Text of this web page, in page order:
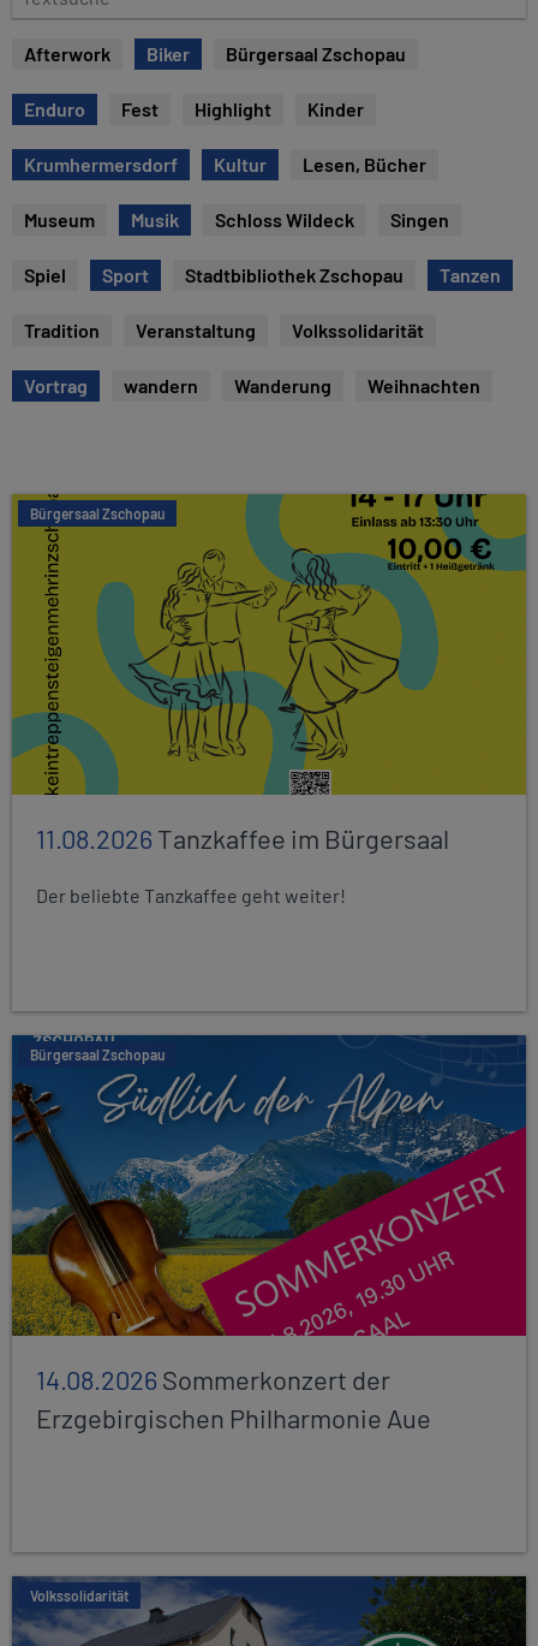
e
s
u
c
Afterwork Biker Bürgersaal Zschopau
Enduro Fest Highlight Kinder
Krumhermersdorf Kultur Lesen, Bücher
Museum Musik Schloss Wildeck Singen
Spiel Sport Stadtbibliothek Zschopau Tanzen
Tradition Veranstaltung Volkssolidarität
Vortrag wandern Wanderung Weihnachten
Bürgersaal Zschopau
11.08.2026Tanzkaffee im Bürgersaal
Der beliebte Tanzkaffee geht weiter!
Bürgersaal Zschopau
14.08.2026Sommerkonzert der
Erzgebirgischen Philharmonie Aue
Volkssolidarität